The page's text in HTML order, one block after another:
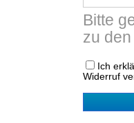
Bitte
zu
Ich
Widerruf